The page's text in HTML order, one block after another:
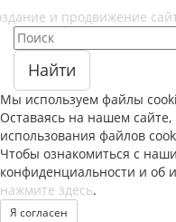
и продвижение
Найти
Мы используем файлы
Оставаясь на нашем
использования файлов
Чтобы ознакомиться с
конфиденциальности и об
нажмите здесь.
Я согласен